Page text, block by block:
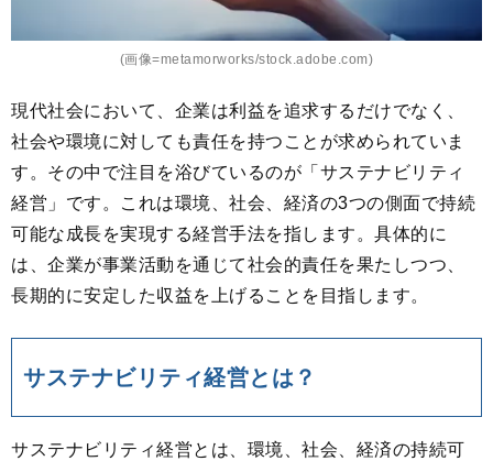
(画像=metamorworks/stock.adobe.com)
現代社会において、企業は利益を追求するだけでなく、
社会や環境に対しても責任を持つことが求められていま
す。その中で注目を浴びているのが「サステナビリティ
経営」です。これは環境、社会、経済の3つの側面で持続
可能な成長を実現する経営手法を指します。具体的に
は、企業が事業活動を通じて社会的責任を果たしつつ、
長期的に安定した収益を上げることを目指します。
サステナビリティ経営とは？
サステナビリティ経営とは、環境、社会、経済の持続可